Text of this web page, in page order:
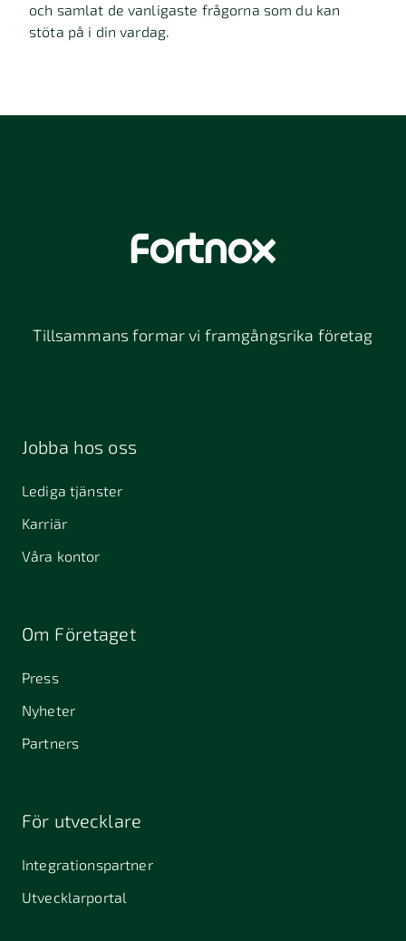
och samlat de vanligaste frågorna som du kan
stöta på i din vardag.
Tillsammans formar vi framgångsrika företag
Jobba hos oss
Lediga tjänster
Karriär
Våra kontor
Om Företaget
Press
Nyheter
Partners
För utvecklare
Integrationspartner
Utvecklarportal